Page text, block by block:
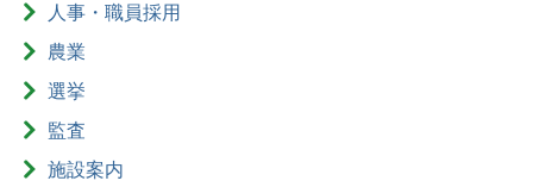
人事・職員採用
農業
選挙
監査
施設案内